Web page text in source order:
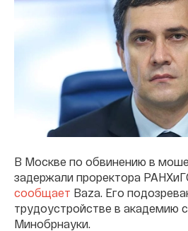
В Москве по обвинению в
задержали проректора
сообщает Baza. Его
трудоустройстве в академию
Минобрнауки.